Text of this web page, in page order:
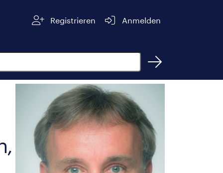
Registrieren Anmelden